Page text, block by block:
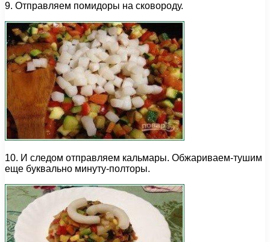
9. Отправляем помидоры на сковороду.
10. И следом отправляем кальмары. Обжариваем-тушим
еще буквально минуту-полторы.